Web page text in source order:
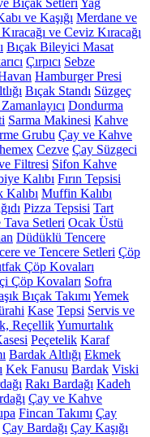
Bıçak Setleri Yağ
ve Kaşığı Merdane ve
Kıracağı ve Ceviz Kıracağı
Bıçak Bileyici Masat
Çırpıcı Sebze
Hamburger Presi
Bıçak Standı Süzgeç
Dondurma
Sarma Makinesi Kahve
Grubu Çay ve Kahve
Cezve Çay Süzgeci
Filtresi Sifon Kahve
Kalıbı Fırın Tepsisi
Kalıbı Muffin Kalıbı
Pizza Tepsisi Tart
Tava Setleri Ocak Üstü
Düdüklü Tencere
ve Tencere Setleri Çöp
Çöp Kovaları
Çöp Kovaları Sofra
Bıçak Takımı Yemek
Kase Tepsi Servis ve
ReçellikYumurtalık
Peçetelik Karaf
Bardak Altlığı Ekmek
Kek Fanusu Bardak Viski
Rakı Bardağı Kadeh
Çay ve Kahve
Fincan Takımı Çay
Çay Bardağı Çay Kaşığı